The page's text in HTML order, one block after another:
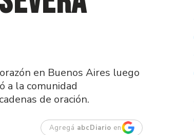
en Buenos Aires luego
a la comunidad
de oración.
Agregá abcDiario en